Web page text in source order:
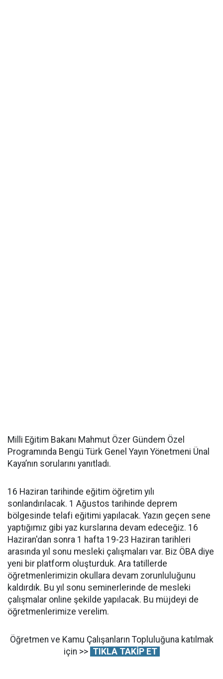
Milli Eğitim Bakanı Mahmut Özer Gündem Özel
Programında Bengü Türk Genel Yayın Yönetmeni Ünal
Kaya’nın sorularını yanıtladı.
16 Haziran tarihinde eğitim öğretim yılı
sonlandırılacak. 1 Ağustos tarihinde deprem
bölgesinde telafi eğitimi yapılacak. Yazın geçen sene
yaptığımız gibi yaz kurslarına devam edeceğiz. 16
Haziran'dan sonra 1 hafta 19-23 Haziran tarihleri
arasında yıl sonu mesleki çalışmaları var. Biz ÖBA diye
yeni bir platform oluşturduk. Ara tatillerde
öğretmenlerimizin okullara devam zorunluluğunu
kaldırdık. Bu yıl sonu seminerlerinde de mesleki
çalışmalar online şekilde yapılacak. Bu müjdeyi de
öğretmenlerimize verelim.
Öğretmen ve Kamu Çalışanların Topluluğuna katılmak
için >> TIKLA TAKİP ET